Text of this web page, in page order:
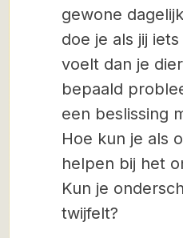
gewone
doe je als jij
voelt dan je
bepaald
een beslissing
Hoe kun je als
helpen bij het
Kun je
twijfelt?